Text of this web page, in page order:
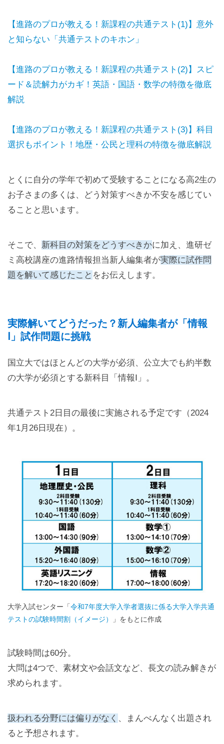
【進路のプロが教える！新課程の共通テスト(1)】意外
と知らない「共通テストのキホン」
【進路のプロが教える！新課程の共通テスト(2)】スピ
ード＆読解力がカギ！英語・国語・数学の特徴を徹底
解説
【進路のプロが教える！新課程の共通テスト(3)】科目
選択もポイント！地歴・公民と理科の特徴を徹底解説
とくに自分の学年で初めて受験することになる高2生の
お子さまの多くは、どう対策すべきか不安を感じてい
ることと思います。
そこで、 新科目の対策をどうすべきかに加え、進研ゼ
ミ高校講座の進路情報担当新人編集者が実際に試作問
題を解いて感じたこと をお伝えします。
実際解いてどうだった？新人編集者が「情報
Ⅰ」試作問題に挑戦
国立大ではほとんどの大学が必須、公立大でも約半数
の大学が必須とする新科目「情報Ⅰ」。
共通テスト2日目の最後に実施される予定です（2024
年1月26日現在）。
大学入試センター「令和7年度大学入学者選抜に係る大学入学共通
テストの試験時間割（イメージ）
」をもとに作成
試験時間は60分。
大問は4つで、素材文や会話文など、長文の読み解きが
求められます。
扱われる分野には偏りがなく 、まんべんなく出題され
ると予想されます。